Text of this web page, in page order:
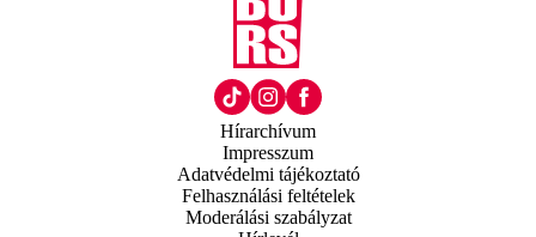
Hírarchívum
Impresszum
Adatvédelmi tájékoztató
Felhasználási feltételek
Moderálási szabályzat